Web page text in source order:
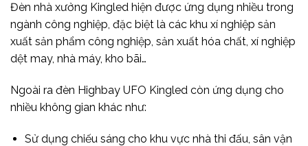
Đèn nhà xưởng Kingled hiện được ứng dụng nhiều trong
ngành công nghiệp, đặc biệt là các khu xí nghiệp sản
xuất sản phẩm công nghiệp, sản xuất hóa chất, xí nghiệp
dệt may, nhà máy, kho bãi…
Ngoài ra đèn Highbay UFO Kingled còn ứng dụng cho
nhiều không gian khác như:
Sử dụng chiếu sáng cho khu vực nhà thi đấu, sân vận